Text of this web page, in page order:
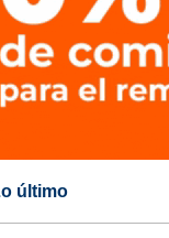
último